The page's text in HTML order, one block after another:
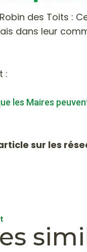
des Toits :
dans leur
:
les Maires
sur les